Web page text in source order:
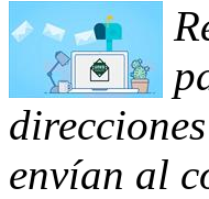
direcciones
envían al